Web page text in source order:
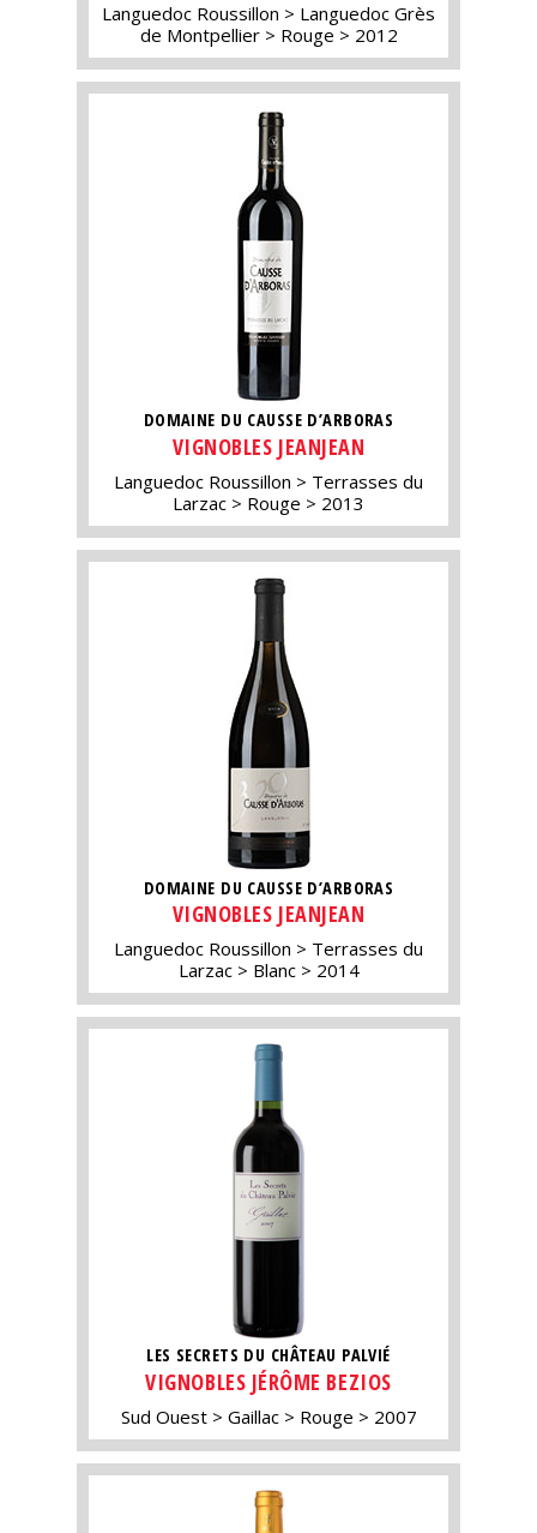
Languedoc Roussillon
Languedoc Grès
de Montpellier
Rouge 2012
DOMAINE DU CAUSSE D’ARBORAS
VIGNOBLES JEANJEAN
Languedoc Roussillon
Terrasses du
Larzac
Rouge 2013
DOMAINE DU CAUSSE D’ARBORAS
VIGNOBLES JEANJEAN
Languedoc Roussillon
Terrasses du
Larzac
Blanc 2014
LES SECRETS DU CHÂTEAU PALVIÉ
VIGNOBLES JÉRÔME BEZIOS
Sud Ouest Gaillac Rouge 2007